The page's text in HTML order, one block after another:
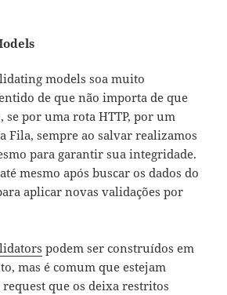
models soa muito
de que não importa de que
se por uma rota HTTP, por um
Fila, sempre ao salvar realizamos
para garantir sua integridade.
mesmo após buscar os dados do
aplicar novas validações por
podem ser construídos em
mas é comum que estejam
request que os deixa restritos